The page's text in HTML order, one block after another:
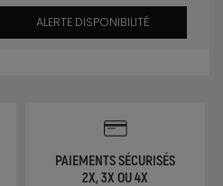
ALERTE DISPONIBILITÉ
PAIEMENTS SÉCURISÉS
2X, 3X OU 4X